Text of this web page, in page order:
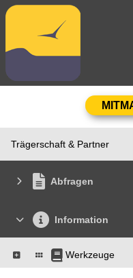
Trägerschaft & Partner
Abfragen
Information
Werkzeuge